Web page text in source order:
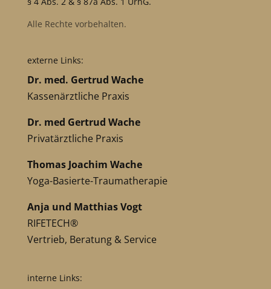
Alle Rechte vorbehalten.
externe Links:
Dr. med. Gertrud Wache
Kassenärztliche Praxis
Dr. med Gertrud Wache
Privatärztliche Praxis
Thomas Joachim Wache
Yoga-Basierte-Traumatherapie
Anja und Matthias Vogt
RIFETECH®
Vertrieb, Beratung & Service
interne Links: